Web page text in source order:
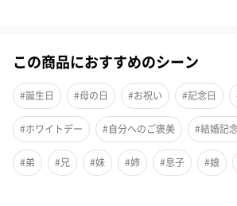
VERDANT
AFTER THE RAIN
ORIENTAL GARDEN
この商品におすすめのシーン
#誕生日 #母の日 #お祝い #記念日
#ホワイトデー #自分へのご褒美 #結婚記
#弟 #兄 #妹 #姉 #息子 #娘